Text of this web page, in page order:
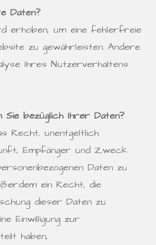
Daten?
erhoben, um eine fehlerfreie
zu gewährleisten. Andere
Ihres Nutzerverhaltens
Sie bezüglich Ihrer Daten?
Recht, unentgeltlich
Empfänger und Zweck
Daten zu
ein Recht, die
dieser Daten zu
Einwilligung zur
haben,